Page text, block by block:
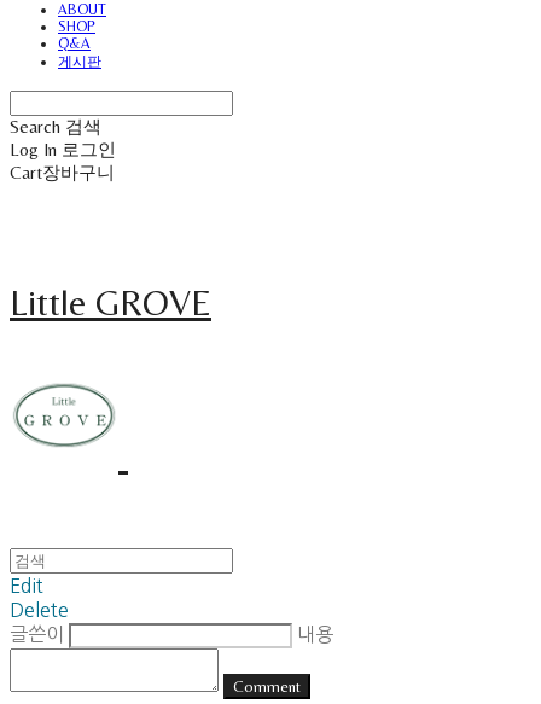
ABOUT
SHOP
Q&A
게시판
Search 검색
Log In 로그인
Cart장바구니
Little GROVE
Edit
Delete
글쓴이
내용
Comment